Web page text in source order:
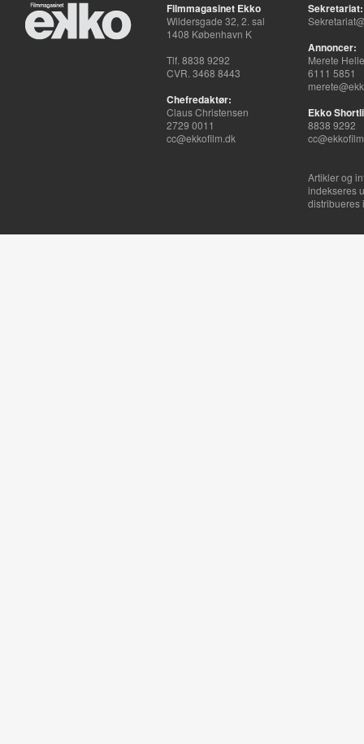
Filmmagasinet Ekko
Wildersgade 32, 2. sal
1408 København K
Tlf. 8838 9292
CVR. 3468 8443
Chefredaktør:
Claus Christensen
2729 0011
cc@ekkofilm.dk
Sekretariat:
Annoncer:
Merete
6111 5851
Ekko
8838 9292
Artikler og
indekseres
distribueres